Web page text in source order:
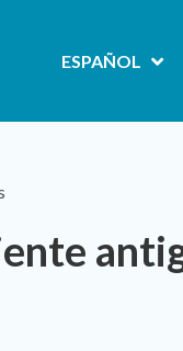
ESPAÑOL